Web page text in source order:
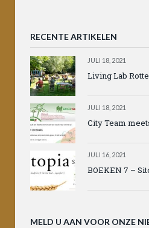
RECENTE ARTIKELEN
JULI 18, 2021
Living Lab
JULI 18, 2021
City Team
JULI 16, 2021
BOEKEN 7 –
MELD U AAN VOOR ONZE